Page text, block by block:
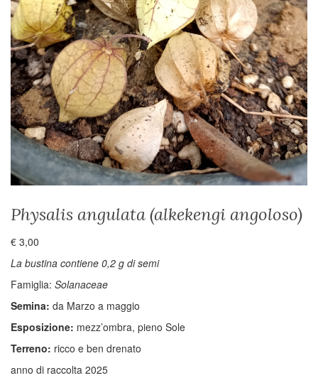
Physalis angulata (alkekengi angoloso)
€ 3,00
La bustina contiene 0,2 g di semi
Famiglia: Solanaceae
Semina: da Marzo a maggio
Esposizione: mezz’ombra, pieno Sole
Terreno: ricco e ben drenato
anno di raccolta 2025